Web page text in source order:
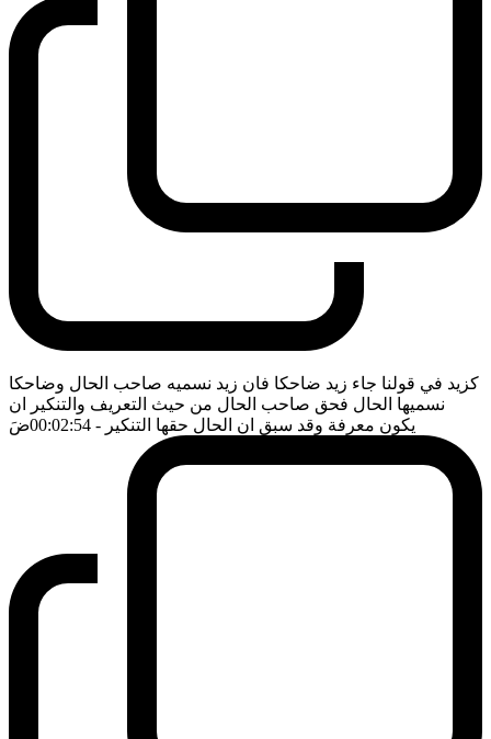
كزيد في قولنا جاء زيد ضاحكا فان زيد نسميه صاحب الحال وضاحكا
نسميها الحال فحق صاحب الحال من حيث التعريف والتنكير ان
يكون معرفة وقد سبق ان الحال حقها التنكير - 00:02:54 ضَ